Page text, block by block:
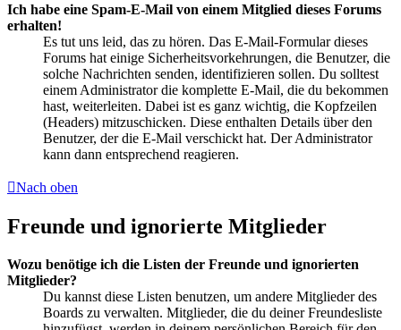
Ich habe eine Spam-E-Mail von einem Mitglied dieses Forums
erhalten!
Es tut uns leid, das zu hören. Das E-Mail-Formular dieses
Forums hat einige Sicherheitsvorkehrungen, die Benutzer, die
solche Nachrichten senden, identifizieren sollen. Du solltest
einem Administrator die komplette E-Mail, die du bekommen
hast, weiterleiten. Dabei ist es ganz wichtig, die Kopfzeilen
(Headers) mitzuschicken. Diese enthalten Details über den
Benutzer, der die E-Mail verschickt hat. Der Administrator
kann dann entsprechend reagieren.
Nach oben
Freunde und ignorierte Mitglieder
Wozu benötige ich die Listen der Freunde und ignorierten
Mitglieder?
Du kannst diese Listen benutzen, um andere Mitglieder des
Boards zu verwalten. Mitglieder, die du deiner Freundesliste